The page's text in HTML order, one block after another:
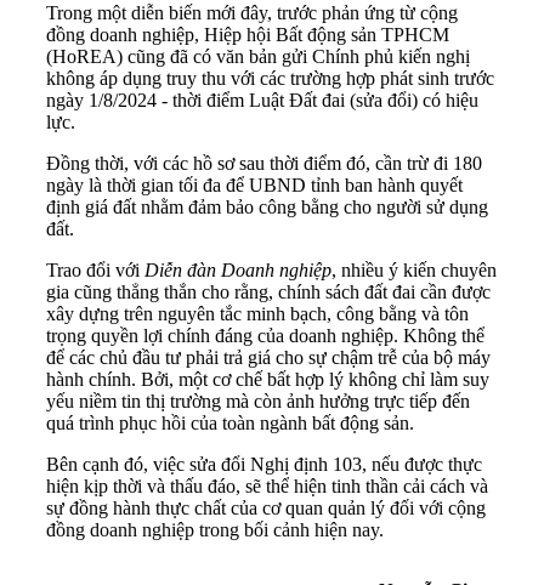
Trong một diễn biến mới đây, trước phản ứng từ cộng
đồng doanh nghiệp, Hiệp hội Bất động sản TPHCM
(HoREA) cũng đã có văn bản gửi Chính phủ kiến nghị
không áp dụng truy thu với các trường hợp phát sinh trước
ngày 1/8/2024 - thời điểm Luật Đất đai (sửa đổi) có hiệu
lực.
Đồng thời, với các hồ sơ sau thời điểm đó, cần trừ đi 180
ngày là thời gian tối đa để UBND tỉnh ban hành quyết
định giá đất nhằm đảm bảo công bằng cho người sử dụng
đất.
Trao đổi với Diễn đàn Doanh nghiệp, nhiều ý kiến chuyên
gia cũng thẳng thắn cho rằng, chính sách đất đai cần được
xây dựng trên nguyên tắc minh bạch, công bằng và tôn
trọng quyền lợi chính đáng của doanh nghiệp. Không thể
để các chủ đầu tư phải trả giá cho sự chậm trễ của bộ máy
hành chính. Bởi, một cơ chế bất hợp lý không chỉ làm suy
yếu niềm tin thị trường mà còn ảnh hưởng trực tiếp đến
quá trình phục hồi của toàn ngành bất động sản.
Bên cạnh đó, việc sửa đổi Nghị định 103, nếu được thực
hiện kịp thời và thấu đáo, sẽ thể hiện tinh thần cải cách và
sự đồng hành thực chất của cơ quan quản lý đối với cộng
đồng doanh nghiệp trong bối cảnh hiện nay.